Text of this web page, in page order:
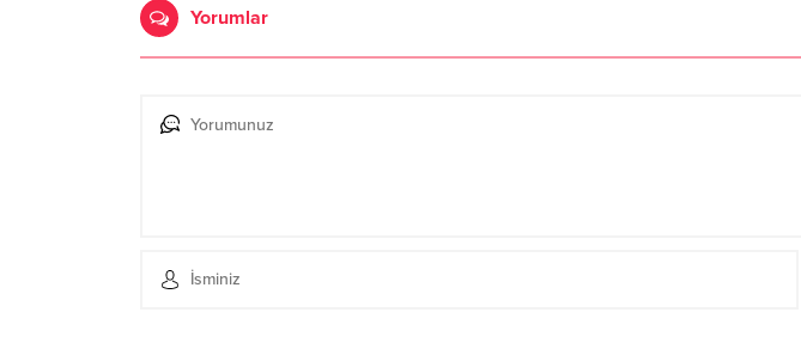
Yorumlar